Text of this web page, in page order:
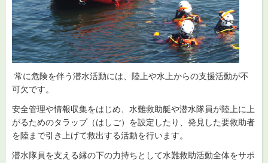
常に危険を伴う潜水活動には、陸上や水上からの支援活動が不
可欠です。
安全管理や情報収集をはじめ、水難救助艇や潜水隊員が陸上に上
がるためのタラップ（はしご）を設定したり、発見した要救助者
を陸まで引き上げて救出する活動を行います。
潜水隊員を支える縁の下の力持ちとして水難救助活動全体をサポ